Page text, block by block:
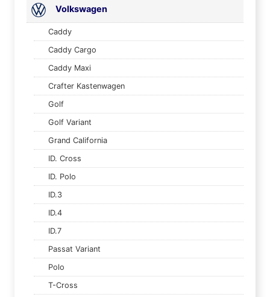
Volkswagen
Caddy
Caddy Cargo
Caddy Maxi
Crafter Kastenwagen
Golf
Golf Variant
Grand California
ID. Cross
ID. Polo
ID.3
ID.4
ID.7
Passat Variant
Polo
T-Cross